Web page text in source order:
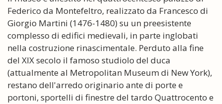
Federico da Montefeltro, realizzato da Francesco di
Giorgio Martini (1476-1480) su un preesistente
complesso di edifici medievali, in parte inglobati
nella costruzione rinascimentale. Perduto alla fine
del XIX secolo il famoso studiolo del duca
(attualmente al Metropolitan Museum di New York),
restano dell'arredo originario ante di porte e
portoni, sportelli di finestre del tardo Quattrocento e